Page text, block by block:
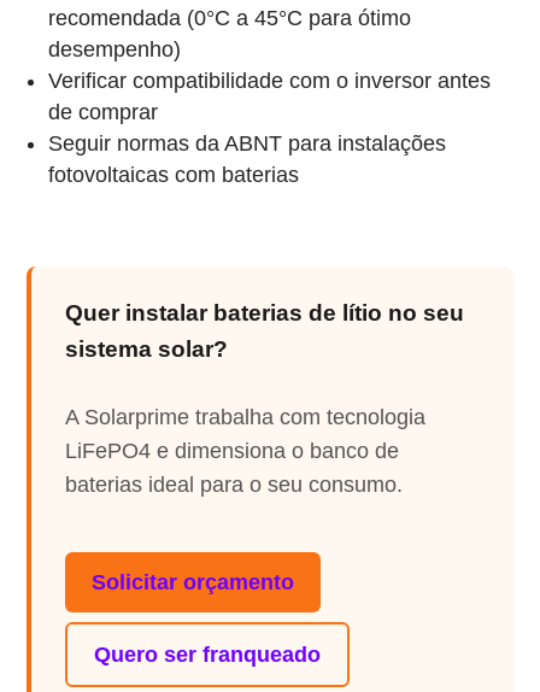
recomendada (0°C a 45°C para ótimo
desempenho)
Verificar compatibilidade com o inversor antes
de comprar
Seguir normas da ABNT para instalações
fotovoltaicas com baterias
Quer instalar baterias de lítio no seu
sistema solar?
A Solarprime trabalha com tecnologia
LiFePO4 e dimensiona o banco de
baterias ideal para o seu consumo.
Solicitar orçamento
Quero ser franqueado